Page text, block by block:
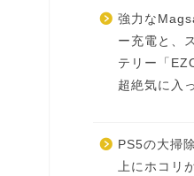
強力な
ー充電と、
テリー「
超絶気に入
PS5の大掃
上にホコリ